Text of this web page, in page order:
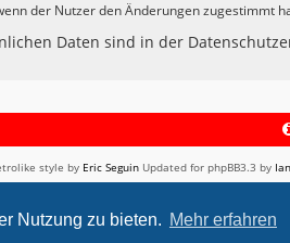
Nutzung zu bieten. Mehr erfahren
der Nutzer den Änderungen zugestimmt
Daten sind in der
style by Eric Seguin Updated for phpBB3.3 by
Powered byphpBB® Forum Software © phpBB
Datenschutz|Nutzungsbedingungen